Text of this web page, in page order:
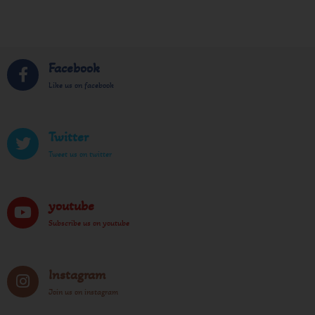
Facebook
Like us on facebook
Twitter
Tweet us on twitter
youtube
Subscribe us on youtube
Instagram
Join us on instagram